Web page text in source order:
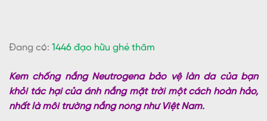
Đang có: 1446 đạo hữu ghé thăm
Kem chống nắng Neutrogena bảo vệ làn da của bạn
khỏi tác hại của ánh nắng mặt trời một cách hoàn hảo,
nhất là môi trường nắng nóng như Việt Nam.